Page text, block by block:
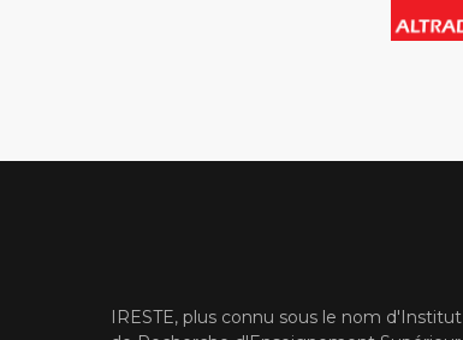
IRESTE, plus connu sous le nom d'Institut